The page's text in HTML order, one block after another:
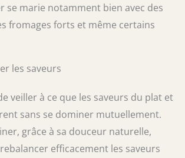
se marie notamment bien avec des
fromages forts et même certains
les saveurs
veiller à ce que les saveurs du plat et
sans se dominer mutuellement.
grâce à sa douceur naturelle,
efficacement les saveurs